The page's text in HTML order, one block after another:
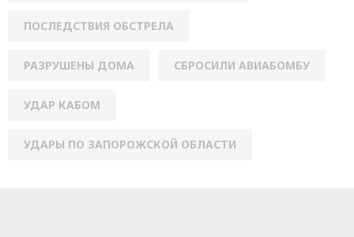
ПОСЛЕДСТВИЯ ОБСТРЕЛА
РАЗРУШЕНЫ ДОМА СБРОСИЛИ АВИАБОМБУ
УДАР КАБОМ
УДАРЫ ПО ЗАПОРОЖСКОЙ ОБЛАСТИ